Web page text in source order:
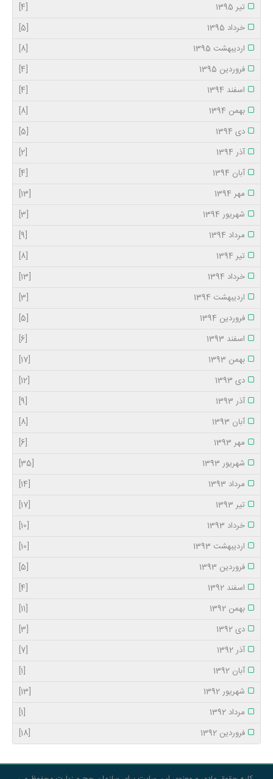
تیر 1395
[4]
خرداد 1395
[5]
اردیبهشت 1395
[8]
فروردین 1395
[4]
اسفند 1394
[4]
بهمن 1394
[8]
دی 1394
[5]
آذر 1394
[2]
آبان 1394
[4]
مهر 1394
[13]
شهریور 1394
[3]
مرداد 1394
[9]
تیر 1394
[8]
خرداد 1394
[13]
اردیبهشت 1394
[3]
فروردین 1394
[5]
اسفند 1393
[6]
بهمن 1393
[17]
دی 1393
[12]
آذر 1393
[9]
آبان 1393
[8]
مهر 1393
[6]
شهریور 1393
[35]
مرداد 1393
[14]
تیر 1393
[17]
خرداد 1393
[10]
اردیبهشت 1393
[10]
فروردین 1393
[5]
اسفند 1392
[4]
بهمن 1392
[11]
دی 1392
[3]
آذر 1392
[7]
آبان 1392
[1]
شهریور 1392
[13]
مرداد 1392
[1]
فروردین 1392
[18]